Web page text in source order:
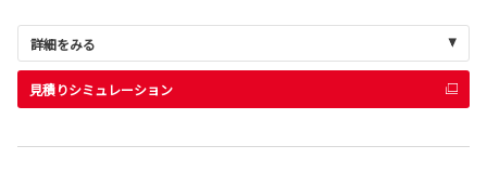
詳細をみる
見積りシミュレーション